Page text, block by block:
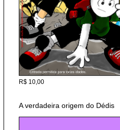
R$ 10,00
A verdadeira origem do Dédis